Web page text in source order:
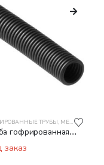
,МЕТАЛЛОРУКАВ
ТРУБЫ, МЕТАЛЛОРУКАВ
гофрированная
РУВИНИЛ 23201
безгалогенная